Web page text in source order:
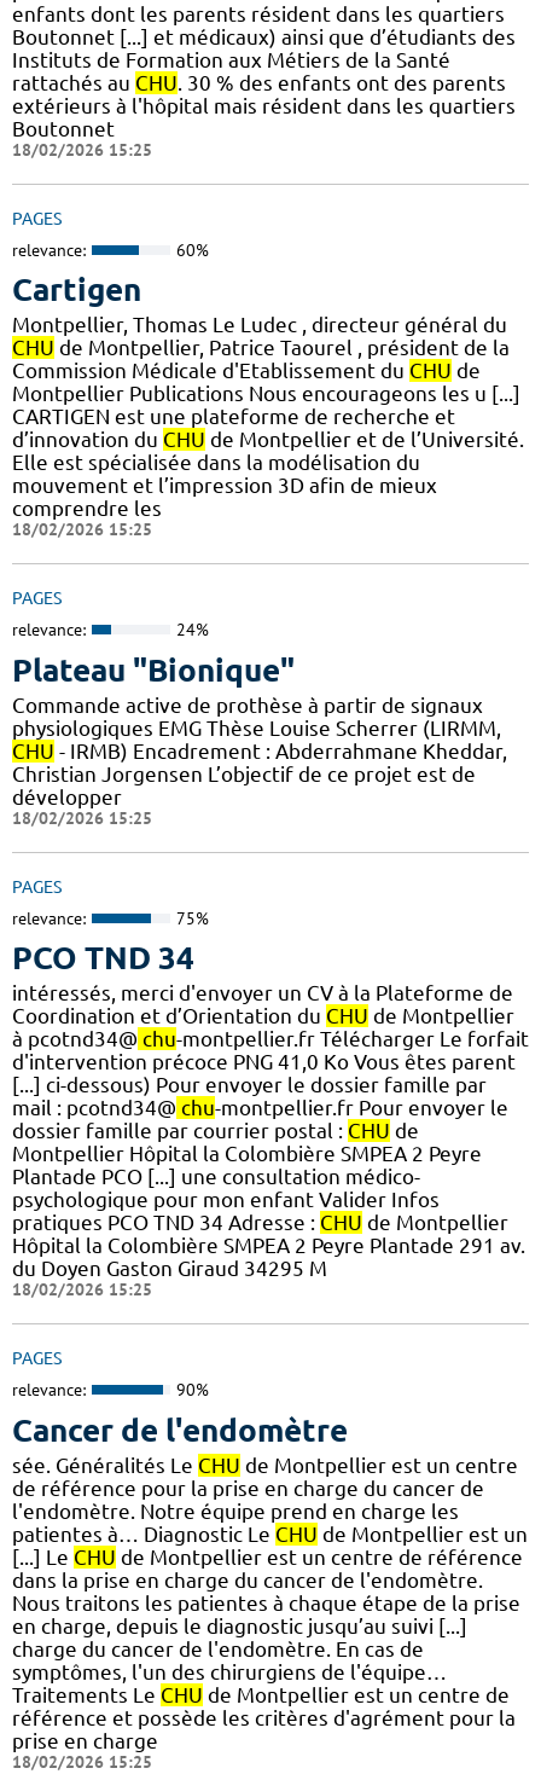
enfants dont les parents résident dans les quartiers
Boutonnet [...] et médicaux) ainsi que d’étudiants des
Instituts de Formation aux Métiers de la Santé
rattachés au CHU . 30 % des enfants ont des parents
extérieurs à l'hôpital mais résident dans les quartiers
Boutonnet
18/02/2026 15:25
PAGES
relevance: 60%
Cartigen
Montpellier, Thomas Le Ludec , directeur général du
CHU de Montpellier, Patrice Taourel , président de la
Commission Médicale d'Etablissement du CHU de
Montpellier Publications Nous encourageons les u [...]
CARTIGEN est une plateforme de recherche et
d’innovation du CHU de Montpellier et de l’Université.
Elle est spécialisée dans la modélisation du
mouvement et l’impression 3D afin de mieux
comprendre les
18/02/2026 15:25
PAGES
relevance: 24%
Plateau "Bionique"
Commande active de prothèse à partir de signaux
physiologiques EMG Thèse Louise Scherrer (LIRMM,
CHU - IRMB) Encadrement : Abderrahmane Kheddar,
Christian Jorgensen L’objectif de ce projet est de
développer
18/02/2026 15:25
PAGES
relevance: 75%
PCO TND 34
intéressés, merci d'envoyer un CV à la Plateforme de
Coordination et d’Orientation du CHU de Montpellier
à pcotnd34@ chu-montpellier.fr Télécharger Le forfait
d'intervention précoce PNG 41,0 Ko Vous êtes parent
[...] ci-dessous) Pour envoyer le dossier famille par
mail : pcotnd34@ chu-montpellier.fr Pour envoyer le
dossier famille par courrier postal : CHU de
Montpellier Hôpital la Colombière SMPEA 2 Peyre
Plantade PCO [...] une consultation médico-
psychologique pour mon enfant Valider Infos
pratiques PCO TND 34 Adresse : CHU de Montpellier
Hôpital la Colombière SMPEA 2 Peyre Plantade 291 av.
du Doyen Gaston Giraud 34295 M
18/02/2026 15:25
PAGES
relevance: 90%
Cancer de l'endomètre
sée. Généralités Le CHU de Montpellier est un centre
de référence pour la prise en charge du cancer de
l'endomètre. Notre équipe prend en charge les
patientes à… Diagnostic Le CHU de Montpellier est un
[...] Le CHU de Montpellier est un centre de référence
dans la prise en charge du cancer de l'endomètre.
Nous traitons les patientes à chaque étape de la prise
en charge, depuis le diagnostic jusqu’au suivi [...]
charge du cancer de l'endomètre. En cas de
symptômes, l'un des chirurgiens de l'équipe…
Traitements Le CHU de Montpellier est un centre de
référence et possède les critères d'agrément pour la
prise en charge
18/02/2026 15:25